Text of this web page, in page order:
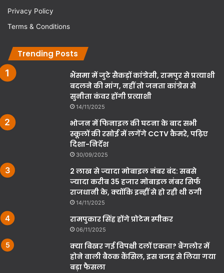
Privacy Policy
Terms & Conditions
Trending Posts
भैंसमा में जुटे सैकड़ों कांग्रेसी, रामपुर से प्रत्याशी
बदलने की मांग, नहीं तो जनता कांग्रेस से
सुनीता कंवर होंगी प्रत्याशी
14/11/2025
भोजन में फिनाइल की घटना के बाद सभी
स्कूलों की रसोई में लगेंगे CCTV कैमरे, पढ़िए
दिशा-निर्देश
30/09/2025
2 लाख से ज्यादा मोबाइल नंबर बंद: सबसे
ज्यादा करीब 35 हजार मोबाइल नंबर सिर्फ
राजधानी के, क्योंकि इन्हीं से हो रही थी ठगी
14/11/2025
रामपुकार सिंह होंगे प्रोटेम स्पीकर
06/11/2025
क्या बिखर गई विपक्षी दलों एकता? बैंगलोर में
होने वाली बैठक कैंसिल, इस वजह से लिया गया
बड़ा फैसला